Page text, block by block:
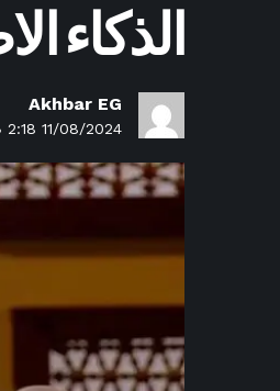
الذكاء
Akhbar EG
11/08/2024 2:18 صباحًا